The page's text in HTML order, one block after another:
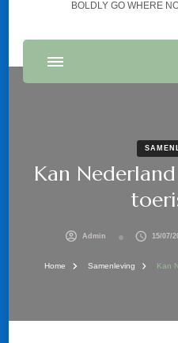
BOLDLY GO WHERE
Kan
Admin 15/07/
Home Samenleving Kan